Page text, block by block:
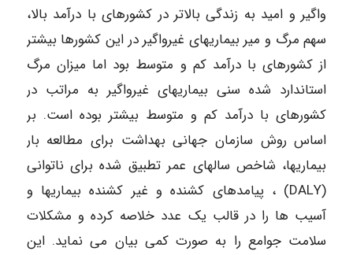
واگیر و امید به زندگی بالاتر در کشورهای با درآمد بالا،
سهم مرگ و میر بیماریهای غیرواگیر در این کشورها بیشتر
از کشورهای با درآمد کم و متوسط بود اما میزان مرگ
استاندارد شده سنی بیماریهای غیرواگیر به مراتب در
کشورهای با درآمد کم و متوسط بیشتر بوده است. بر
اساس روش سازمان جهانی بهداشت برای مطالعه بار
بیماریها، شاخص سالهای عمر تطبیق شده برای ناتوانی
(DALY) ، پیامدهای کشنده و غیر کشنده بیماریها و
آسیب ها را در قالب یک عدد خلاصه کرده و مشکلات
سلامت جوامع را به صورت کمی بیان می نماید. این